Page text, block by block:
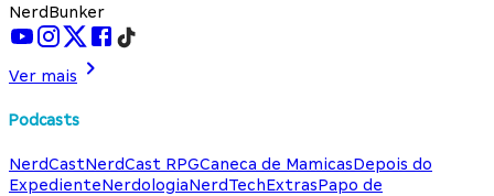
NerdBunker
Ver mais
Podcasts
NerdCastNerdCast RPGCaneca de MamicasDepois do
ExpedienteNerdologiaNerdTechExtrasPapo de